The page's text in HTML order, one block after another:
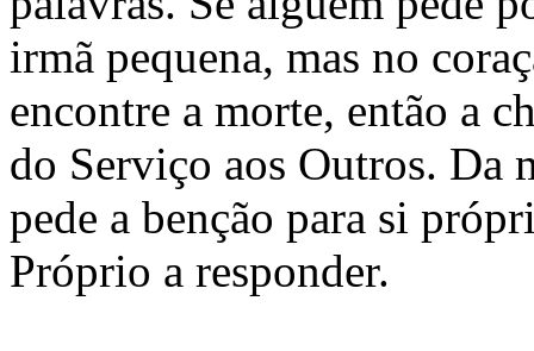
irmã pequena, mas no
encontre a morte, então a
do Serviço aos Outros. Da
pede a benção para si
Próprio a responder.